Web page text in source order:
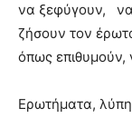
να ξεφύγουν,
ζήσουν τον
όπως επιθυμούν,
Ερωτήματα,